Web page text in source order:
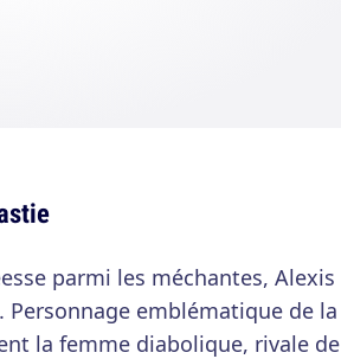
parmi les méchantes, Alexis
emblématique de la
la femme diabolique, rivale de